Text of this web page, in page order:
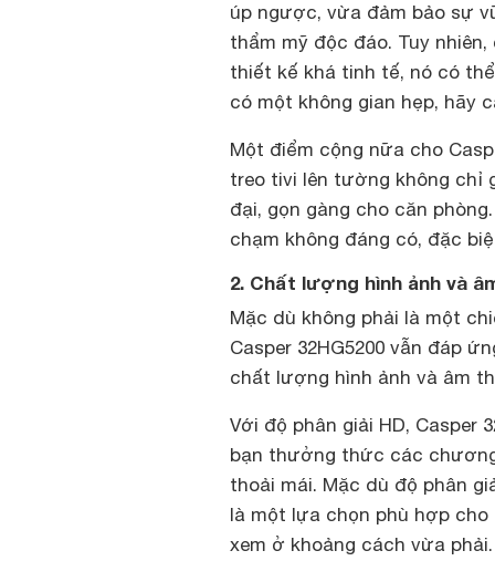
úp ngược, vừa đảm bảo sự
thẩm mỹ độc đáo. Tuy
thiết kế khá tinh tế, nó có
có một không gian hẹp, hãy
Một điểm cộng nữa cho
treo tivi lên tường không chỉ
đại, gọn gàng cho căn
chạm không đáng có, đặc
2. Chất lượng hình ảnh và
Mặc dù không phải là một
Casper 32HG5200 vẫn đáp
chất lượng hình ảnh và âm
Với độ phân giải HD, Casper
bạn thưởng thức các
thoải mái. Mặc dù độ phân
là một lựa chọn phù hợp
xem ở khoảng cách vừa phải.